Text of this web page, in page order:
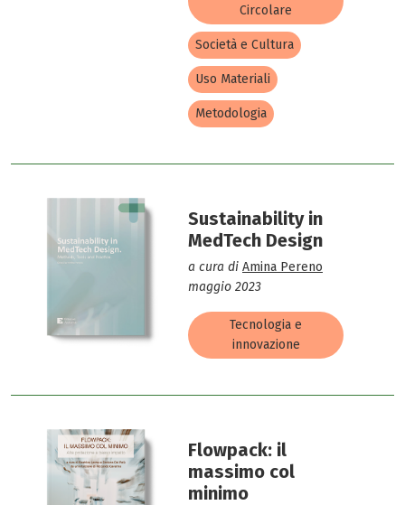
Circolare
Società e Cultura
Uso Materiali
Metodologia
Sustainability in
MedTech Design
a cura di Amina Pereno
maggio 2023
Tecnologia e
innovazione
Flowpack: il
massimo col
minimo